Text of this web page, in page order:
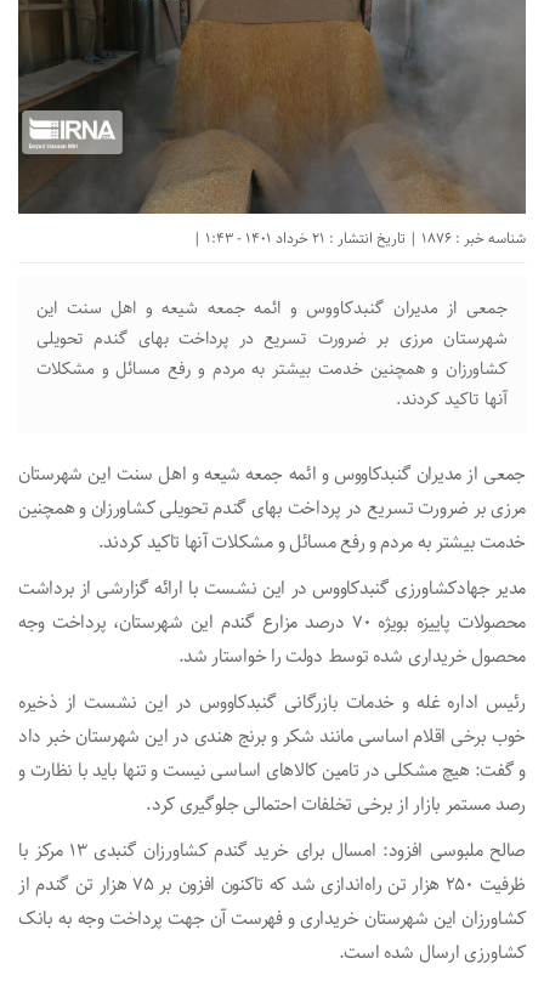
شناسه خبر : 1876 | تاریخ انتشار : 21 خرداد 1401 - 1:43 |
جمعی از مدیران گنبدکاووس و ائمه جمعه شیعه و اهل سنت این
شهرستان مرزی بر ضرورت تسریع در پرداخت بهای گندم تحویلی
کشاورزان و همچنین خدمت بیشتر به مردم و رفع مسائل و مشکلات
آنها تاکید کردند.
جمعی از مدیران گنبدکاووس و ائمه جمعه شیعه و اهل سنت این شهرستان
مرزی بر ضرورت تسریع در پرداخت بهای گندم تحویلی کشاورزان و همچنین
خدمت بیشتر به مردم و رفع مسائل و مشکلات آنها تاکید کردند.
مدیر جهادکشاورزی گنبدکاووس در این نشست با ارائه گزارشی از برداشت
محصولات پاییزه بویژه ۷۰ درصد مزارع گندم این شهرستان، پرداخت وجه
محصول خریداری شده توسط دولت را خواستار شد.
رئیس اداره غله و خدمات بازرگانی گنبدکاووس در این نشست از ذخیره
خوب برخی اقلام اساسی مانند شکر و برنج هندی در این شهرستان خبر داد
و گفت: هیچ مشکلی در تامین کالاهای اساسی نیست و تنها باید با نظارت و
رصد مستمر بازار از برخی تخلفات احتمالی جلوگیری کرد.
صالح ملبوسی افزود: امسال برای خرید گندم کشاورزان گنبدی ۱۳ مرکز با
ظرفیت ۲۵۰ هزار تن راه‌اندازی شد که تاکنون افزون بر ۷۵ هزار تن گندم از
کشاورزان این شهرستان خریداری و فهرست آن جهت پرداخت وجه به بانک
کشاورزی ارسال شده است.